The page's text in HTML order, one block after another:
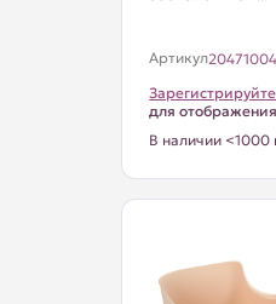
Артикул
для
В наличии <1000